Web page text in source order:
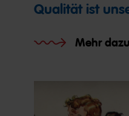
Qualität ist
Mehr dazu